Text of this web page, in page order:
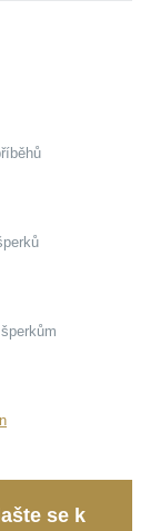
moderní a
zaručuje
vaší
MOISS
se k